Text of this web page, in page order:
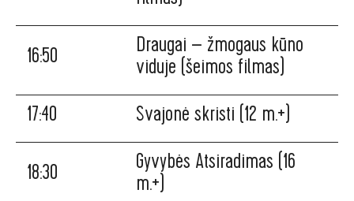
16:50
Draugai – žmogaus kūno
viduje (šeimos filmas)
17:40
Svajonė skristi (12 m.+)
18:30
Gyvybės Atsiradimas (16
m.+)